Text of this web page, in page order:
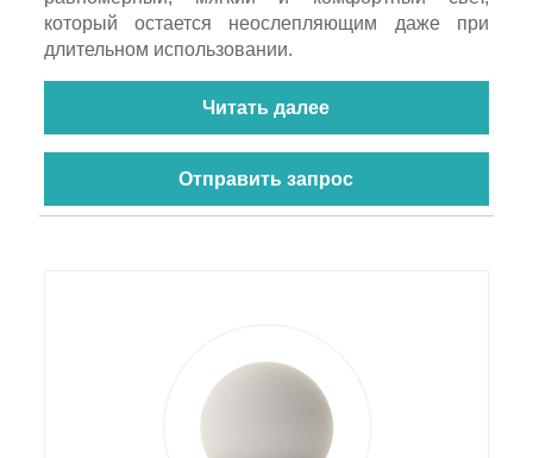
который остается неослепляющим даже при
длительном использовании.
Читать далее
Отправить запрос